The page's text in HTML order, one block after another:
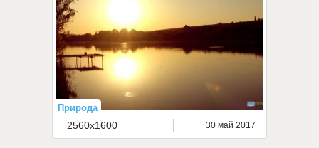
Природа
2560x1600 30 май 2017